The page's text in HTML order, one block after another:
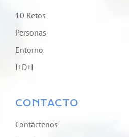
10 Retos
Personas
Entorno
I+D+I
CONTACTO
Contáctenos